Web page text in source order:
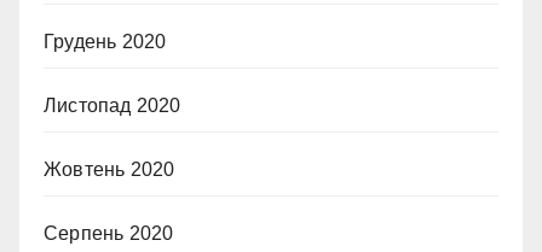
Грудень 2020
Листопад 2020
Жовтень 2020
Серпень 2020